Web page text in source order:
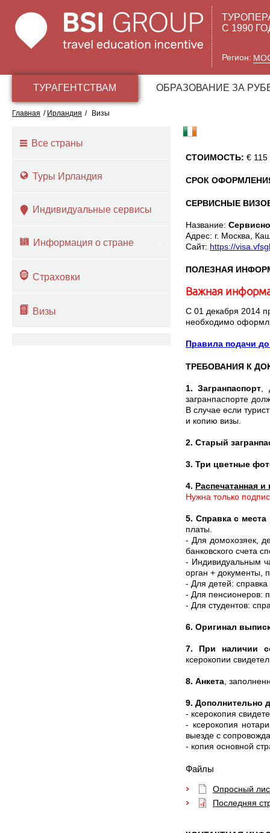
С 1990
Регион:
ТУРАГЕНТСТВАМ ОБРАЗОВАНИЕ ЗА
Главная / Ирландия / Визы
Все страны
Туры Ирландия
Индивидуальные сервисы
Информация о стране
Страховки
Визы
СТОИМОСТЬ: € 115
СРОК
СЕРВИСНЫЕ
Название:
Адрес: г. Москва,
Cайт: https://
ПОЛЕЗНАЯ
Важная
С 01 декабря 2014
необходимо
Правила подачи
ТРЕБОВАНИЯ К
1. Загранпаспорт ,
загранпаспорте
В случае если
и копию визы.
2. Старый
3. Три цветные
4. Распечатанная
Нужна только
5. Справка с
платы.
- Для домохозяек,
банковского счета
- Индивидуальным
орган + документы,
- Для детей:
- Для пенсионеров:
- Для студентов:
6. Оригинал
7. При наличии
ксерокопии
8. Анкета ,
9. Дополнительно
- ксерокопия
- ксерокопия
выезде с
- копия основной
Файлы
Опросный
Последняя